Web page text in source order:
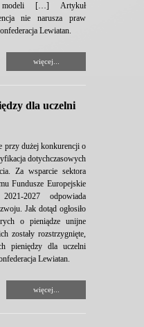
modeli […] Artykuł
nie narusza praw
Lewiatan.
więcej...
dla uczelni
przy dużej konkurencji o
dotychczasowych
Za wsparcie sektora
Fundusze Europejskie
2027 odpowiada
Jak dotąd ogłosiło
o pieniądze unijne
zostały rozstrzygnięte,
pieniędzy dla uczelni
Lewiatan.
więcej...